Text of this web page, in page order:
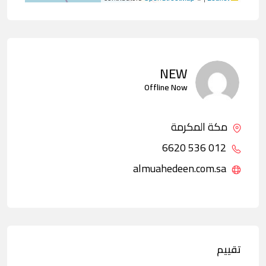
NEW
Offline Now
مكة المكرمة
تقييم